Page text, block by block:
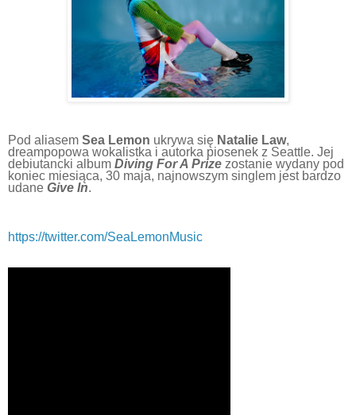
Pod aliasem Sea Lemon ukrywa się Natalie Law,
dreampopowa wokalistka i autorka piosenek z Seattle. Jej
debiutancki album Diving For A Prize zostanie wydany pod
koniec miesiąca, 30 maja, najnowszym singlem jest bardzo
udane Give In.
https://twitter.com/SeaLemonMusic